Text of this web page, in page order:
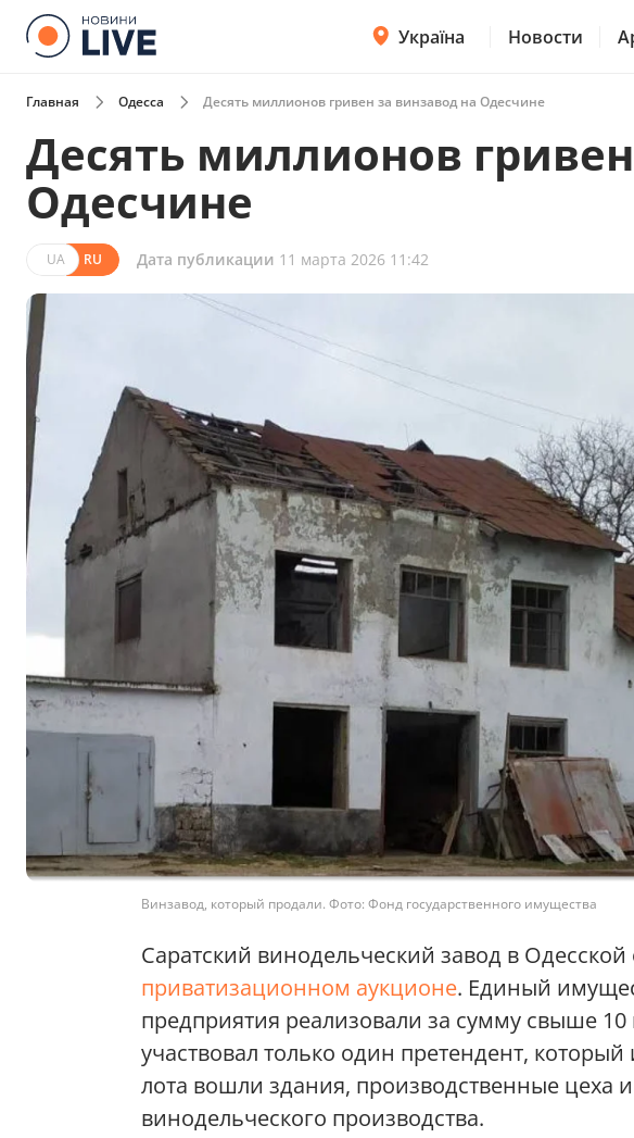
Україна Новости
Главная Одесса Десять миллионов гривен за винзавод на Одесчине
Десять миллионов
Одесчине
UA RU Дата публикации 11 марта 2026 11:42
Винзавод, который продали. Фото: Фонд государственного имущества
Саратский винодельческий завод в Одесской
приватизационном аукционе. Единый
предприятия реализовали за сумму свыше
участвовал только один претендент,
лота вошли здания, производственные цеха
винодельческого производства.